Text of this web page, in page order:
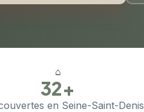
⌂
32+
en Seine-Saint-Denis